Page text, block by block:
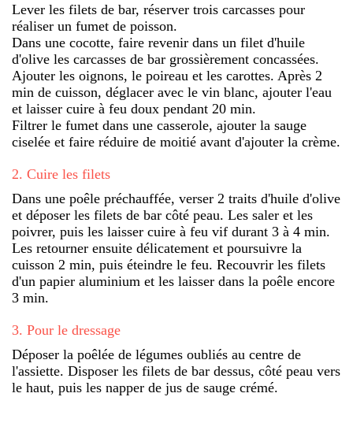
Lever les filets de bar, réserver trois carcasses pour
réaliser un fumet de poisson.
Dans une cocotte, faire revenir dans un filet d'huile
d'olive les carcasses de bar grossièrement concassées.
Ajouter les oignons, le poireau et les carottes. Après 2
min de cuisson, déglacer avec le vin blanc, ajouter l'eau
et laisser cuire à feu doux pendant 20 min.
Filtrer le fumet dans une casserole, ajouter la sauge
ciselée et faire réduire de moitié avant d'ajouter la crème.
2. Cuire les filets
Dans une poêle préchauffée, verser 2 traits d'huile d'olive
et déposer les filets de bar côté peau. Les saler et les
poivrer, puis les laisser cuire à feu vif durant 3 à 4 min.
Les retourner ensuite délicatement et poursuivre la
cuisson 2 min, puis éteindre le feu. Recouvrir les filets
d'un papier aluminium et les laisser dans la poêle encore
3 min.
3. Pour le dressage
Déposer la poêlée de légumes oubliés au centre de
l'assiette. Disposer les filets de bar dessus, côté peau vers
le haut, puis les napper de jus de sauge crémé.